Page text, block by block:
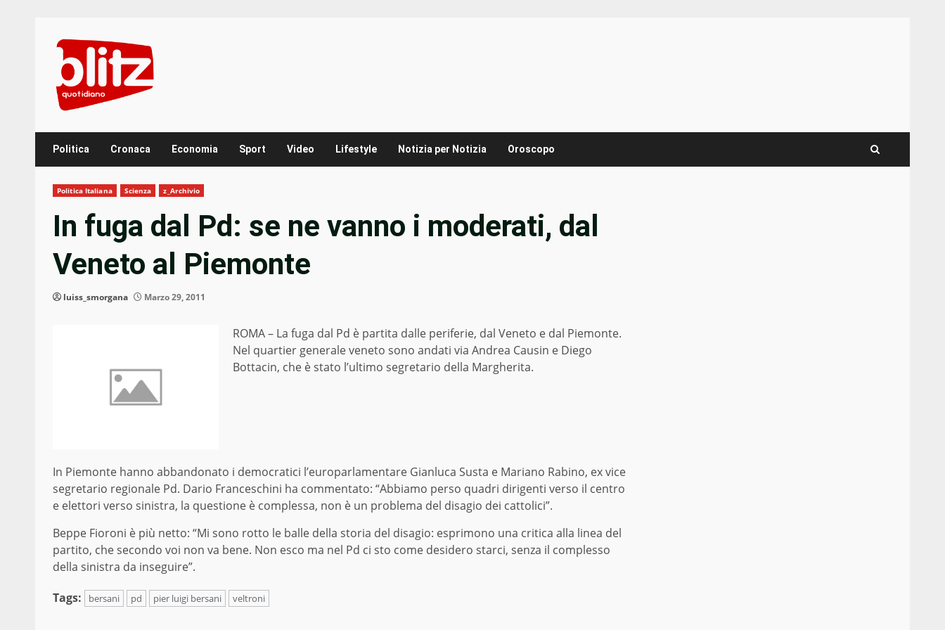
content
Politica Cronaca Economia Sport Video Lifestyle Notizia per Notizia Oroscopo
Politica Italiana Scienza z_Archivio
In fuga dal Pd: se ne vanno i moderati, dal
Veneto al Piemonte
luiss_smorgana Marzo 29, 2011
ROMA – La fuga dal Pd è partita dalle periferie, dal Veneto e dal Piemonte.
Nel quartier generale veneto sono andati via Andrea Causin e Diego
Bottacin, che è stato l’ultimo segretario della Margherita.
In Piemonte hanno abbandonato i democratici l’europarlamentare Gianluca Susta e Mariano Rabino, ex vice
segretario regionale Pd. Dario Franceschini ha commentato: “Abbiamo perso quadri dirigenti verso il centro
e elettori verso sinistra, la questione è complessa, non è un problema del disagio dei cattolici”.
Beppe Fioroni è più netto: “Mi sono rotto le balle della storia del disagio: esprimono una critica alla linea del
partito, che secondo voi non va bene. Non esco ma nel Pd ci sto come desidero starci, senza il complesso
della sinistra da inseguire”.
Tags:
bersani pd pier luigi bersani veltroni